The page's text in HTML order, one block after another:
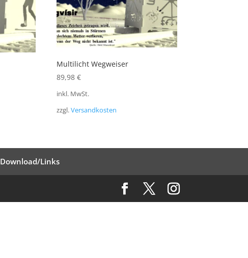
Multilicht Wegweiser
89,98€
inkl. MwSt.
zzgl.Versandkosten
Download/Links